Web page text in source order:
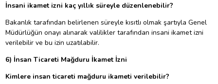
İnsani ikamet izni kaç yıllık süreyle düzenlenebilir?
Bakanlık tarafından belirlenen süreyle kısıtlı olmak şartıyla Genel
Müdürlüğün onayı alınarak valilikler tarafından insani ikamet izni
verilebilir ve bu izin uzatılabilir.
6) İnsan Ticareti Mağduru İkamet İzni
Kimlere insan ticareti mağduru ikameti verilebilir?